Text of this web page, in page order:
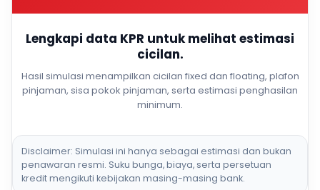
Lengkapi data KPR untuk melihat estimasi
cicilan.
Hasil simulasi menampilkan cicilan fixed dan floating, plafon
pinjaman, sisa pokok pinjaman, serta estimasi penghasilan
minimum.
Disclaimer: Simulasi ini hanya sebagai estimasi dan bukan
penawaran resmi. Suku bunga, biaya, serta persetuan
kredit mengikuti kebijakan masing-masing bank.